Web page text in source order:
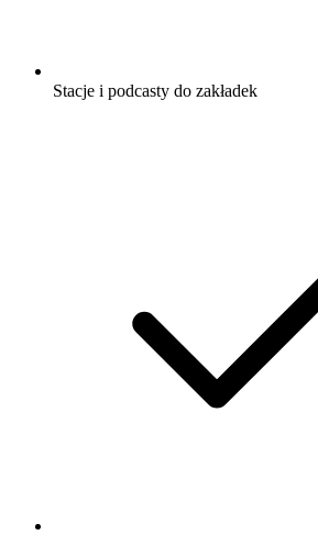
Stacje i podcasty do zakładek